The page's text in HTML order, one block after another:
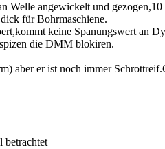
Welle angewickelt und
für Bohrmaschiene.
keine Spanungswert an
die DMM blokiren.
aber er ist noch immer
betrachtet